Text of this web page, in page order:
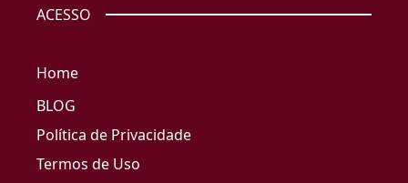
ACESSO
Home
BLOG
Política de Privacidade
Termos de Uso